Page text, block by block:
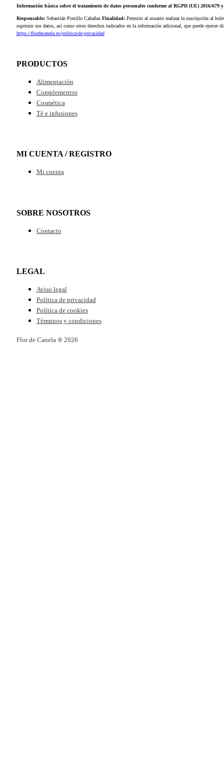
Información básica sobre el tratamiento de datos personales conforme al RGPD (UE) 2016/679
Responsable:Sebastián Portillo Cabañas Finalidad:Permitir al usuario realizar la suscripción al
suprimir sus datos, así como otros derechos indicados en la información adicional, que puede
https://flordecanela.es/politica-de-privacidad
PRODUCTOS
Alimentación
Complementos
Cosmética
Té e infusiones
MI CUENTA / REGISTRO
Mi cuenta
SOBRE NOSOTROS
Contacto
LEGAL
Aviso legal
Política de privacidad
Política de cookies
Términos y condiciones
Flor de Canela ® 2026